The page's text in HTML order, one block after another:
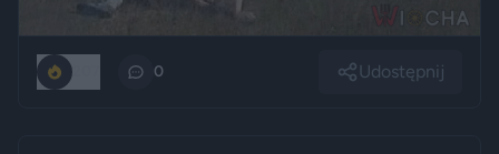
0 Udostępnij